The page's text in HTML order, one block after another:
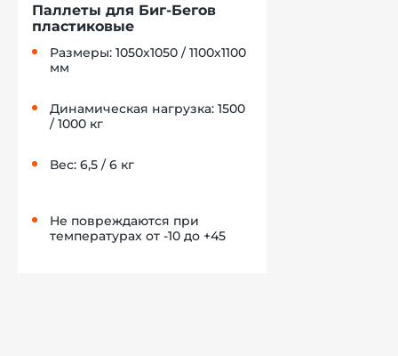
Паллеты для Биг-Бегов
пластиковые
Размеры: 1050х1050 / 1100х1100
мм
Динамическая нагрузка: 1500
/ 1000 кг
Вес: 6,5 / 6 кг
Не повреждаются при
температурах от -10 до +45